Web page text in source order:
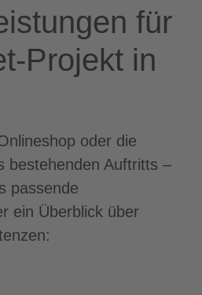
für
Projekt in
oder die
bestehenden Auftritts –
passende
ein Überblick über